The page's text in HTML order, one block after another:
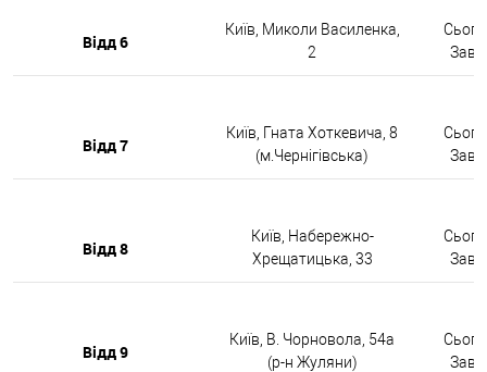
Відд 6
Київ, Миколи Василенка,
2
Відд 7
Київ, Гната Хоткевича, 8
(м.Чернігівська)
Відд 8
Київ, Набережно-
Хрещатицька, 33
Відд 9
Київ, В. Чорновола, 54а
(р-н Жуляни)